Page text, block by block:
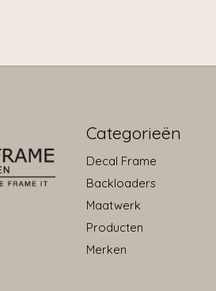
Categorieën
Decal Frame
Backloaders
Maatwerk
Producten
Merken